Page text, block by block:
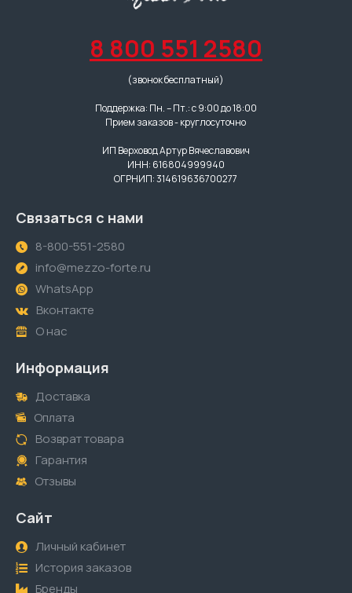
8 800 551 2580
(звонок бесплатный)
Поддержка: Пн. – Пт.: с 9:00 до 18:00
Прием заказов - круглосуточно
ИП Верховод Артур Вячеславович
ИНН: 616804999940
ОГРНИП: 314619636700277
Связаться с нами
8-800-551-2580
info@mezzo-forte.ru
WhatsApp
Вконтакте
О нас
Информация
Доставка
Оплата
Возврат товара
Гарантия
Отзывы
Сайт
Личный кабинет
История заказов
Бренды